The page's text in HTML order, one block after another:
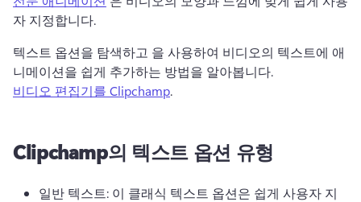
자 지정합니다.
텍스트 옵션을 탐색하고 을 사용하여 비디오의 텍스트에 애
니메이션을 쉽게 추가하는 방법을 알아봅니다.
비디오 편집기를 Clipchamp.
Clipchamp의 텍스트 옵션 유형
일반 텍스트: 이 클래식 텍스트 옵션은 쉽게 사용자 지